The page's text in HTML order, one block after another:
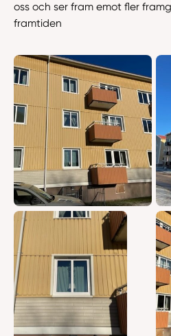
oss och ser fram emot fler
framtiden